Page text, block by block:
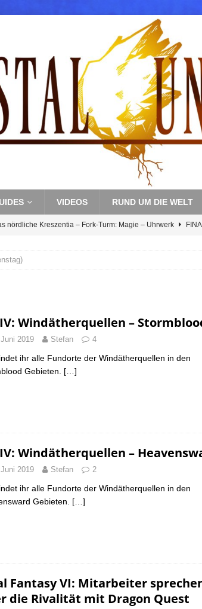
VIDEOS RUND UM DIE WELT
nördliche Kreszentia – Fork-Turm: Magie – Uhrwerk
nördliche Kreszentia – Fork-Turm: Magie – Boss 3:
Windätherquellen –
2019 Stefan 4
ihr alle Fundorte der Windätherquellen in den
Gebieten. […]
Windätherquellen –
2019 Stefan 2
ihr alle Fundorte der Windätherquellen in den
Gebieten. […]
Fantasy VI: Mitarbeiter
die Rivalität mit Dragon Quest